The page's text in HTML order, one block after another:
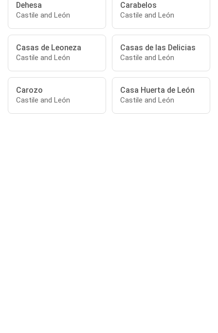
Dehesa
Castile and León
Carabelos
Castile and León
Casas de Leoneza
Castile and León
Casas de las Delicias
Castile and León
Carozo
Castile and León
Casa Huerta de León
Castile and León